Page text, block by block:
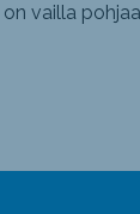
vailla pohjaa.